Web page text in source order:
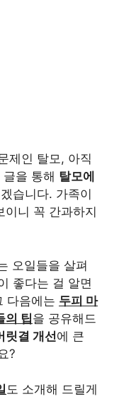
제인 탈모, 아직
을 통해 탈모에
습니다. 가족이
이니 꼭 간과하지
오일들을 살펴
좋다는 걸 알면
다음에는 두피 마
의 팁을 공유해드
릿결 개선에 큰
?
도 소개해 드릴게